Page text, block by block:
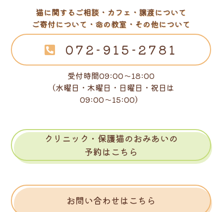
猫に関するご相談・カフェ・譲渡について
ご寄付について・命の教室・その他について
072-915-2781
受付時間09:00～18:00
（水曜日・木曜日・日曜日・祝日は
09:00～15:00）
クリニック・保護猫のおみあいの
予約はこちら
お問い合わせはこちら